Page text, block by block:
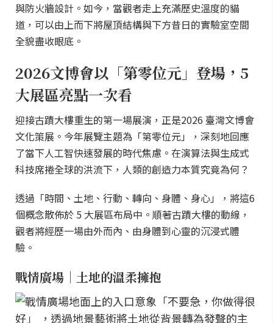
與防火牆設計。如今，當觀者走上充滿歷史溫度的貓
道，可以由上而下將屋頂結構與下方昔日的實驗室空間
全貌盡收眼底。
2026文博會以「第零位元」登場，5
大展區亮點一次看
迎接古蹟大樓重生的第一場展演，正是2026 臺灣文博會
文化策展。今年展覽主題為「第零位元」，深刻地回應
了當下人工智快速發展的時代焦慮。在演算法與生成式
科技席捲全球的洪流下，人類的創造力本質究竟為何？
透過「時間、土地、行動、轉向、身體、身心」，將這6
個概念散佈於 5 大展區布局中。順著古蹟大樓的動線，
觀者將經歷一場由外而內、由身體到心靈的沉浸式體
驗。
戰情廣場｜土地的溫柔擁抱